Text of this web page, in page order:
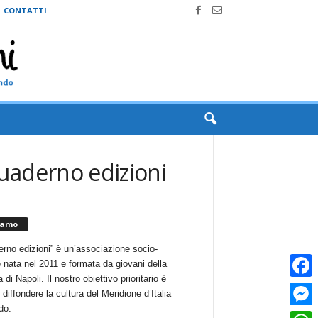
CONTATTI
edizioni
edizioni” è un’associazione socio-
nata nel 2011 e formata da giovani della
di Napoli. Il nostro obiettivo prioritario è
la cultura del Meridione d’Italia